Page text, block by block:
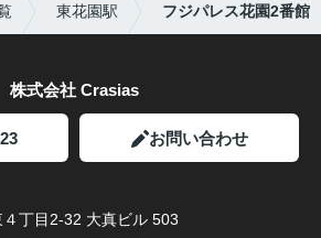
東花園駅 フジパレス花園2番館
株式会社 Crasias
お問い合わせ
丁目2-32 大真ビル 503